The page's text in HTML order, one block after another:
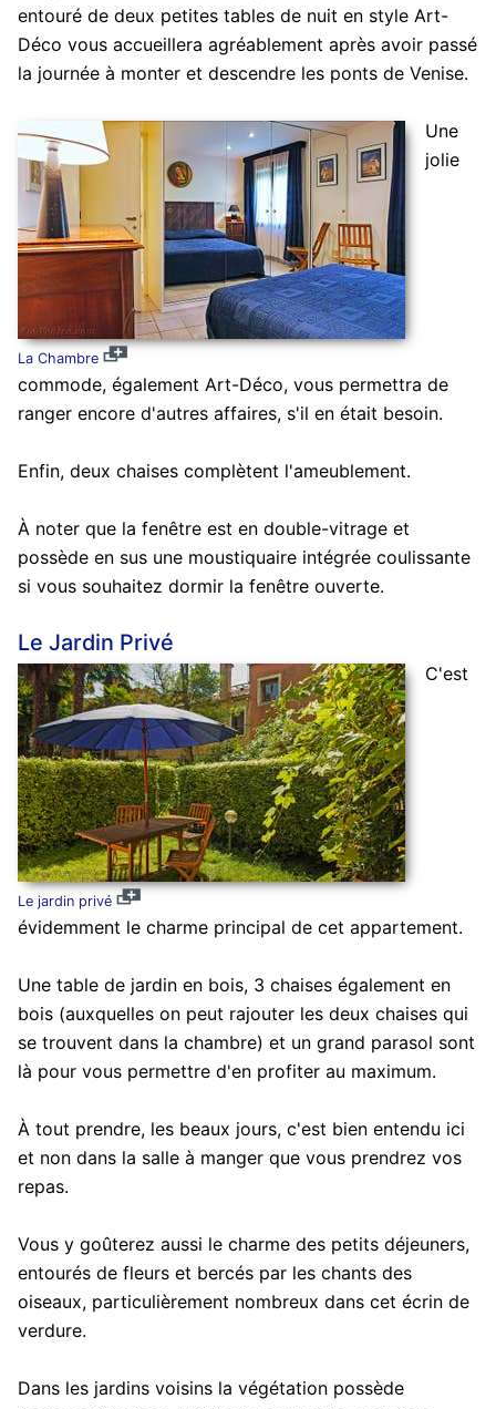
entouré de deux petites tables de nuit en style Art-
Déco vous accueillera agréablement après avoir passé
la journée à monter et descendre les ponts de Venise.
La Chambre
Une
jolie
commode, également Art-Déco, vous permettra de
ranger encore d'autres affaires, s'il en était besoin.
Enfin, deux chaises complètent l'ameublement.
À noter que la fenêtre est en double-vitrage et
possède en sus une moustiquaire intégrée coulissante
si vous souhaitez dormir la fenêtre ouverte.
Le Jardin Privé
Le jardin privé
C'est
évidemment le charme principal de cet appartement.
Une table de jardin en bois, 3 chaises également en
bois (auxquelles on peut rajouter les deux chaises qui
se trouvent dans la chambre) et un grand parasol sont
là pour vous permettre d'en profiter au maximum.
À tout prendre, les beaux jours, c'est bien entendu ici
et non dans la salle à manger que vous prendrez vos
repas.
Vous y goûterez aussi le charme des petits déjeuners,
entourés de fleurs et bercés par les chants des
oiseaux, particulièrement nombreux dans cet écrin de
verdure.
Dans les jardins voisins la végétation possède